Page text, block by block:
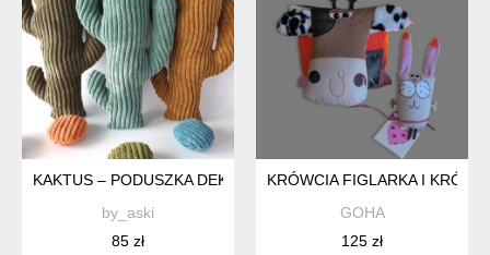
KAKTUS – PODUSZKA DEKORACYJNA
by_aski
85 zł
KRÓWCIA FIGLARKA I
GOHA
125 zł